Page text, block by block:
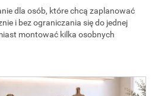
dla osób, które chcą zaplanować
i bez ograniczania się do jednej
montować kilka osobnych